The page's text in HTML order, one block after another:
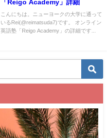
「Reigo Academy」詳細
こんにちは。ニューヨークの大学に通って
いるRei(@reimatsuda7)です。 オンライン
英語塾「Reigo Academy」の詳細です...